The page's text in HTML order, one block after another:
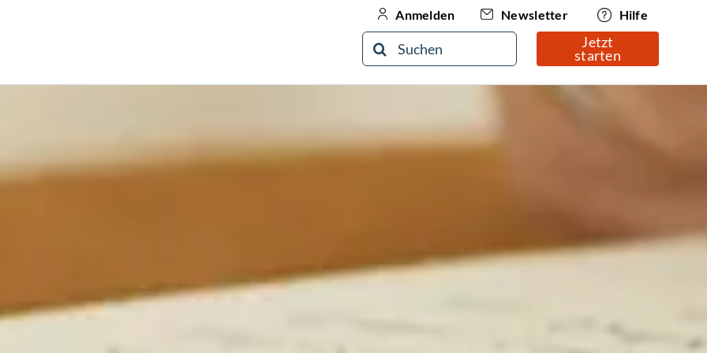
Anmelden Newsletter Hilfe
Suche
nach:
Jetzt
starten